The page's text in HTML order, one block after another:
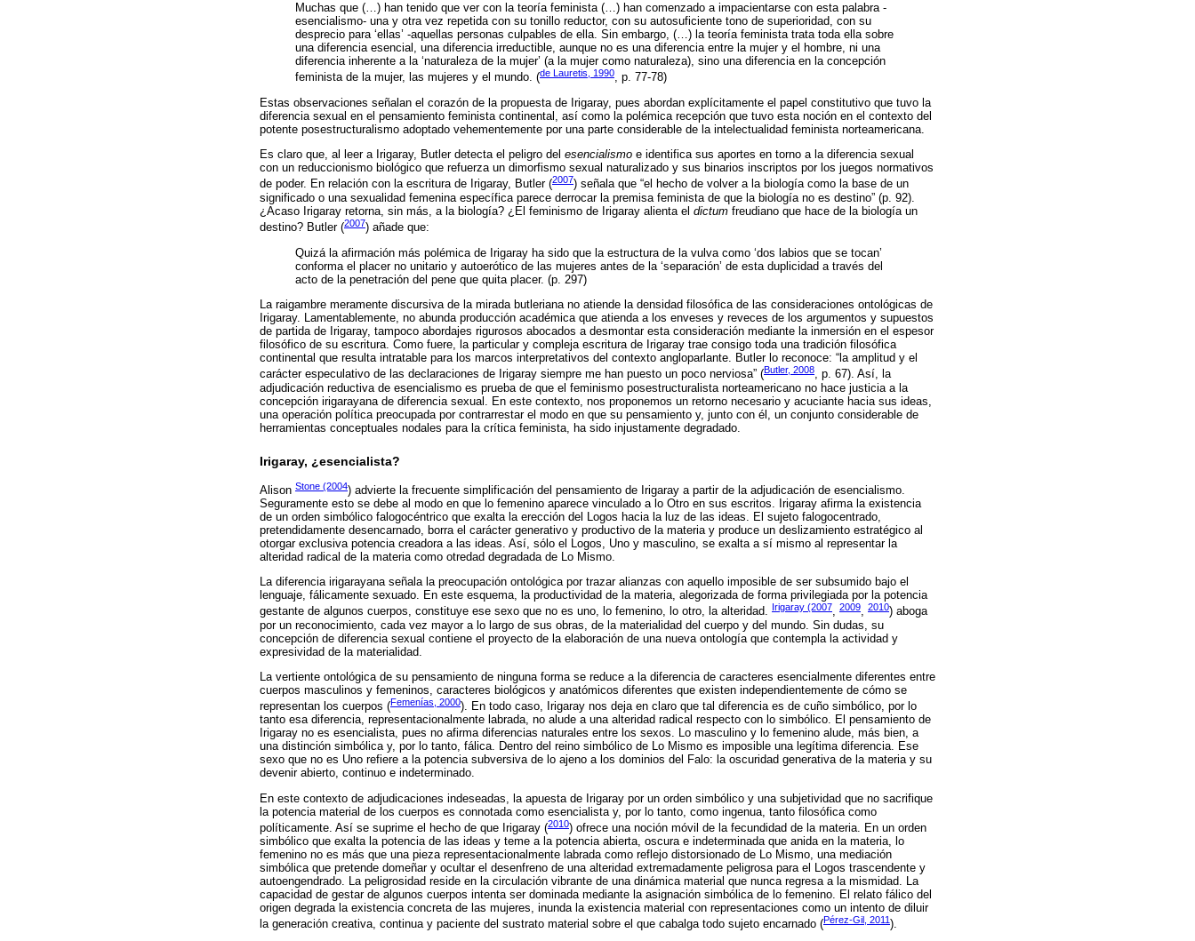
Muchas que (…) han tenido que ver con la teoría feminista (…) han comenzado a impacientarse con esta palabra -
esencialismo- una y otra vez repetida con su tonillo reductor, con su autosuficiente tono de superioridad, con su
desprecio para ‘ellas’ -aquellas personas culpables de ella. Sin embargo, (…) la teoría feminista trata toda ella sobre
una diferencia esencial, una diferencia irreductible, aunque no es una diferencia entre la mujer y el hombre, ni una
diferencia inherente a la ‘naturaleza de la mujer’ (a la mujer como naturaleza), sino una diferencia en la concepción
feminista de la mujer, las mujeres y el mundo. (de Lauretis, 1990, p. 77-78)
Estas observaciones señalan el corazón de la propuesta de Irigaray, pues abordan explícitamente el papel constitutivo que tuvo la
diferencia sexual en el pensamiento feminista continental, así como la polémica recepción que tuvo esta noción en el contexto del
potente posestructuralismo adoptado vehementemente por una parte considerable de la intelectualidad feminista norteamericana.
Es claro que, al leer a Irigaray, Butler detecta el peligro del esencialismo e identifica sus aportes en torno a la diferencia sexual
con un reduccionismo biológico que refuerza un dimorfismo sexual naturalizado y sus binarios inscriptos por los juegos normativos
de poder. En relación con la escritura de Irigaray, Butler (2007) señala que “el hecho de volver a la biología como la base de un
significado o una sexualidad femenina específica parece derrocar la premisa feminista de que la biología no es destino” (p. 92).
¿Acaso Irigaray retorna, sin más, a la biología? ¿El feminismo de Irigaray alienta el dictum freudiano que hace de la biología un
destino? Butler (2007) añade que:
Quizá la afirmación más polémica de Irigaray ha sido que la estructura de la vulva como ‘dos labios que se tocan’
conforma el placer no unitario y autoerótico de las mujeres antes de la ‘separación’ de esta duplicidad a través del
acto de la penetración del pene que quita placer. (p. 297)
La raigambre meramente discursiva de la mirada butleriana no atiende la densidad filosófica de las consideraciones ontológicas de
Irigaray. Lamentablemente, no abunda producción académica que atienda a los enveses y reveces de los argumentos y supuestos
de partida de Irigaray, tampoco abordajes rigurosos abocados a desmontar esta consideración mediante la inmersión en el espesor
filosófico de su escritura. Como fuere, la particular y compleja escritura de Irigaray trae consigo toda una tradición filosófica
continental que resulta intratable para los marcos interpretativos del contexto angloparlante. Butler lo reconoce: “la amplitud y el
carácter especulativo de las declaraciones de Irigaray siempre me han puesto un poco nerviosa” (Butler, 2008, p. 67). Así, la
adjudicación reductiva de esencialismo es prueba de que el feminismo posestructuralista norteamericano no hace justicia a la
concepción irigarayana de diferencia sexual. En este contexto, nos proponemos un retorno necesario y acuciante hacia sus ideas,
una operación política preocupada por contrarrestar el modo en que su pensamiento y, junto con él, un conjunto considerable de
herramientas conceptuales nodales para la crítica feminista, ha sido injustamente degradado.
Irigaray, ¿esencialista?
Alison Stone (2004) advierte la frecuente simplificación del pensamiento de Irigaray a partir de la adjudicación de esencialismo.
Seguramente esto se debe al modo en que lo femenino aparece vinculado a lo Otro en sus escritos. Irigaray afirma la existencia
de un orden simbólico falogocéntrico que exalta la erección del Logos hacia la luz de las ideas. El sujeto falogocentrado,
pretendidamente desencarnado, borra el carácter generativo y productivo de la materia y produce un deslizamiento estratégico al
otorgar exclusiva potencia creadora a las ideas. Así, sólo el Logos, Uno y masculino, se exalta a sí mismo al representar la
alteridad radical de la materia como otredad degradada de Lo Mismo.
La diferencia irigarayana señala la preocupación ontológica por trazar alianzas con aquello imposible de ser subsumido bajo el
lenguaje, fálicamente sexuado. En este esquema, la productividad de la materia, alegorizada de forma privilegiada por la potencia
gestante de algunos cuerpos, constituye ese sexo que no es uno, lo femenino, lo otro, la alteridad.
Irigaray (2007, 2009, 2010) aboga
por un reconocimiento, cada vez mayor a lo largo de sus obras, de la materialidad del cuerpo y del mundo. Sin dudas, su
concepción de diferencia sexual contiene el proyecto de la elaboración de una nueva ontología que contempla la actividad y
expresividad de la materialidad.
La vertiente ontológica de su pensamiento de ninguna forma se reduce a la diferencia de caracteres esencialmente diferentes entre
cuerpos masculinos y femeninos, caracteres biológicos y anatómicos diferentes que existen independientemente de cómo se
representan los cuerpos (Femenías, 2000). En todo caso, Irigaray nos deja en claro que tal diferencia es de cuño simbólico, por lo
tanto esa diferencia, representacionalmente labrada, no alude a una alteridad radical respecto con lo simbólico. El pensamiento de
Irigaray no es esencialista, pues no afirma diferencias naturales entre los sexos. Lo masculino y lo femenino alude, más bien, a
una distinción simbólica y, por lo tanto, fálica. Dentro del reino simbólico de Lo Mismo es imposible una legítima diferencia. Ese
sexo que no es Uno refiere a la potencia subversiva de lo ajeno a los dominios del Falo: la oscuridad generativa de la materia y su
devenir abierto, continuo e indeterminado.
En este contexto de adjudicaciones indeseadas, la apuesta de Irigaray por un orden simbólico y una subjetividad que no sacrifique
la potencia material de los cuerpos es connotada como esencialista y, por lo tanto, como ingenua, tanto filosófica como
políticamente. Así se suprime el hecho de que Irigaray (2010) ofrece una noción móvil de la fecundidad de la materia. En un orden
simbólico que exalta la potencia de las ideas y teme a la potencia abierta, oscura e indeterminada que anida en la materia, lo
femenino no es más que una pieza representacionalmente labrada como reflejo distorsionado de Lo Mismo, una mediación
simbólica que pretende domeñar y ocultar el desenfreno de una alteridad extremadamente peligrosa para el Logos trascendente y
autoengendrado. La peligrosidad reside en la circulación vibrante de una dinámica material que nunca regresa a la mismidad. La
capacidad de gestar de algunos cuerpos intenta ser dominada mediante la asignación simbólica de lo femenino. El relato fálico del
origen degrada la existencia concreta de las mujeres, inunda la existencia material con representaciones como un intento de diluir
la generación creativa, continua y paciente del sustrato material sobre el que cabalga todo sujeto encarnado (Pérez-Gil, 2011).